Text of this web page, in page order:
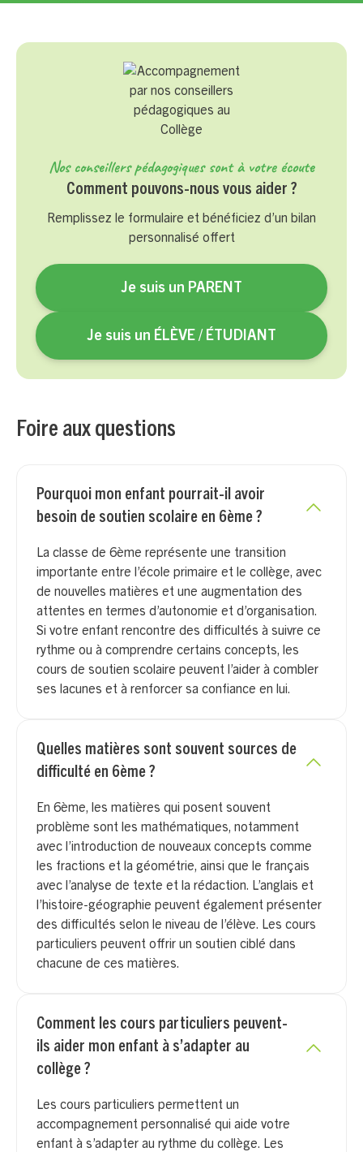
Nos conseillers pédagogiques sont à votre écoute
Comment pouvons-nous vous aider ?
Remplissez le formulaire et bénéficiez d’un bilan
personnalisé offert
Je suis un PARENT
Je suis un ÉLÈVE / ÉTUDIANT
Foire aux questions
Pourquoi mon enfant pourrait-il avoir
besoin de soutien scolaire en 6ème ?
La classe de 6ème représente une transition
importante entre l’école primaire et le collège, avec
de nouvelles matières et une augmentation des
attentes en termes d’autonomie et d’organisation.
Si votre enfant rencontre des difficultés à suivre ce
rythme ou à comprendre certains concepts, les
cours de soutien scolaire peuvent l’aider à combler
ses lacunes et à renforcer sa confiance en lui.
Quelles matières sont souvent sources de
difficulté en 6ème ?
En 6ème, les matières qui posent souvent
problème sont les mathématiques, notamment
avec l’introduction de nouveaux concepts comme
les fractions et la géométrie, ainsi que le français
avec l’analyse de texte et la rédaction. L’anglais et
l’histoire-géographie peuvent également présenter
des difficultés selon le niveau de l’élève. Les cours
particuliers peuvent offrir un soutien ciblé dans
chacune de ces matières.
Comment les cours particuliers peuvent-
ils aider mon enfant à s’adapter au
collège ?
Les cours particuliers permettent un
accompagnement personnalisé qui aide votre
enfant à s’adapter au rythme du collège. Les